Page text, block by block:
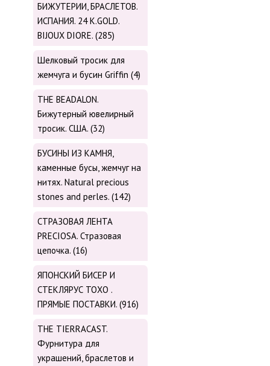
БИЖУТЕРИИ, БРАСЛЕТОВ.
ИСПАНИЯ. 24 K.GOLD.
BIJOUX DIORE. (285)
Шелковый тросик для
жемчуга и бусин Griffin (4)
THE BEADALON.
Бижутерный ювелирный
тросик. США. (32)
БУСИНЫ ИЗ КАМНЯ,
каменные бусы, жемчуг на
нитях. Natural precious
stones and perles. (142)
СТРАЗОВАЯ ЛЕНТА
PRECIOSA. Стразовая
цепочка. (16)
ЯПОНСКИЙ БИСЕР И
СТЕКЛЯРУС TOХО .
ПРЯМЫЕ ПОСТАВКИ. (916)
THE TIERRACAST.
Фурнитура для
украшений, браслетов и